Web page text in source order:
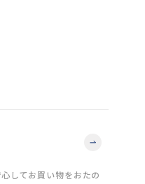
してお買い物をおたの